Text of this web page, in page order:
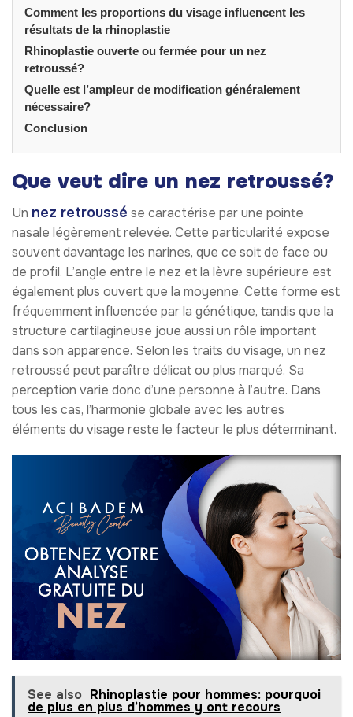
Comment les proportions du visage influencent les
résultats de la rhinoplastie
Rhinoplastie ouverte ou fermée pour un nez
retroussé?
Quelle est l’ampleur de modification généralement
nécessaire?
Conclusion
Que veut dire un nez retroussé?
Un nez retroussé se caractérise par une pointe
nasale légèrement relevée. Cette particularité expose
souvent davantage les narines, que ce soit de face ou
de profil. L’angle entre le nez et la lèvre supérieure est
également plus ouvert que la moyenne. Cette forme est
fréquemment influencée par la génétique, tandis que la
structure cartilagineuse joue aussi un rôle important
dans son apparence. Selon les traits du visage, un nez
retroussé peut paraître délicat ou plus marqué. Sa
perception varie donc d’une personne à l’autre. Dans
tous les cas, l’harmonie globale avec les autres
éléments du visage reste le facteur le plus déterminant.
See also Rhinoplastie pour hommes: pourquoi
de plus en plus d’hommes y ont recours